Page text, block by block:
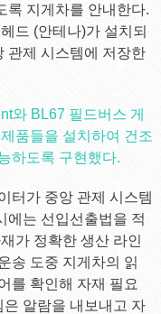
록 지게차를 안내한다.
드 (안테나)가 설치되
관제 시스템에 저장한
터가 중앙 관제 시스템
에는 선입선출법을 적
가 정확한 생산 라인
송 도중 지게차의 읽
를 확인해 자재 필요
알람을 내보내고 자